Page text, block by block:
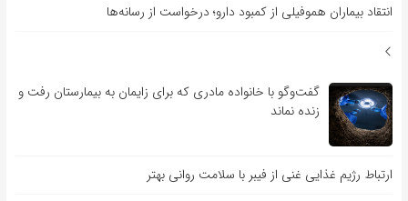
انتقاد بیماران هموفیلی از کمبود دارو؛ درخواست از رسانه‌ها
گفت‌وگو با خانواده مادری که برای زایمان به بیمارستان رفت و
زنده نماند
ارتباط رژیم غذایی غنی از فیبر با سلامت روانی بهتر